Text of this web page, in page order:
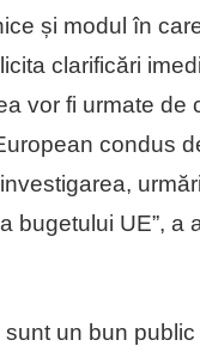
și modul în
clarificări
vor fi urmate de
condus
bugetului UE”, a
un bun